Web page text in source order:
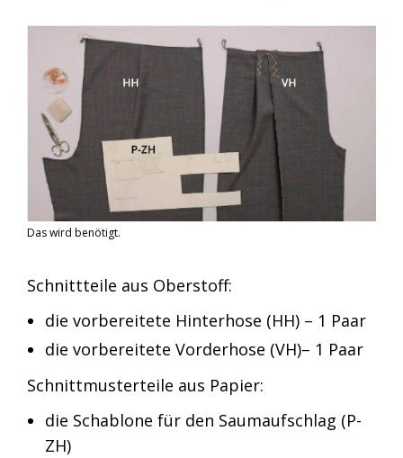
Das wird benötigt.
Schnittteile aus Oberstoff:
die vorbereitete Hinterhose (HH) – 1 Paar
die vorbereitete Vorderhose (VH)– 1 Paar
Schnittmusterteile aus Papier:
die Schablone für den Saumaufschlag (P-
ZH)